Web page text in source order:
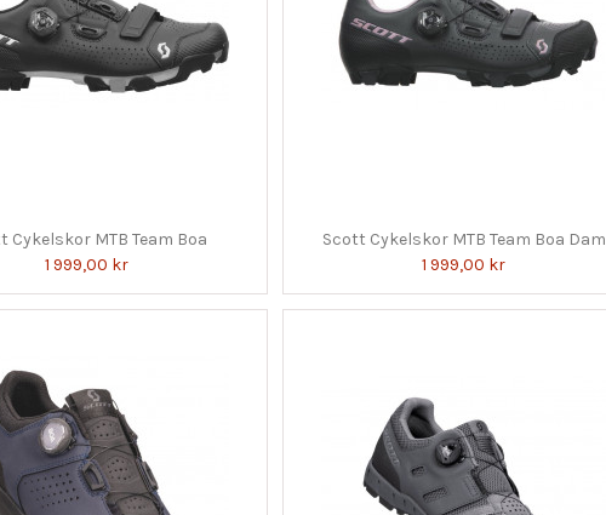
Cykelskor MTB Team Boa
1 999,00 kr
Scott Cykelskor MTB Team Boa Dam
1 999,00 kr